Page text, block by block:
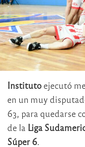
Instituto ejecutó
en un muy
63, para quedarse
de la Liga
Súper 6.